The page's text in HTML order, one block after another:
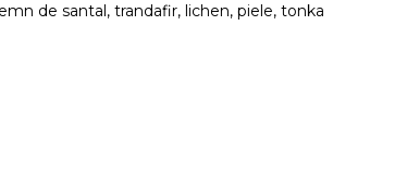
de santal, trandafir, lichen, piele, tonka